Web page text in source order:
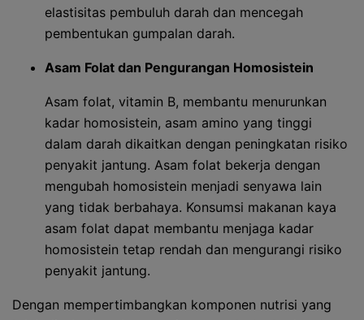
elastisitas pembuluh darah dan mencegah
pembentukan gumpalan darah.
Asam Folat dan Pengurangan Homosistein
Asam folat, vitamin B, membantu menurunkan
kadar homosistein, asam amino yang tinggi
dalam darah dikaitkan dengan peningkatan risiko
penyakit jantung. Asam folat bekerja dengan
mengubah homosistein menjadi senyawa lain
yang tidak berbahaya. Konsumsi makanan kaya
asam folat dapat membantu menjaga kadar
homosistein tetap rendah dan mengurangi risiko
penyakit jantung.
Dengan mempertimbangkan komponen nutrisi yang